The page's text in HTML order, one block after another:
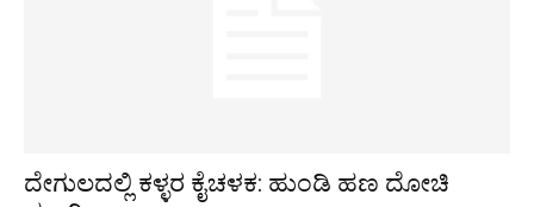
ದೇಗುಲದಲ್ಲಿ ಕಳ್ಳರ ಕೈಚಳಕ: ಹುಂಡಿ ಹಣ ದೋಚಿ